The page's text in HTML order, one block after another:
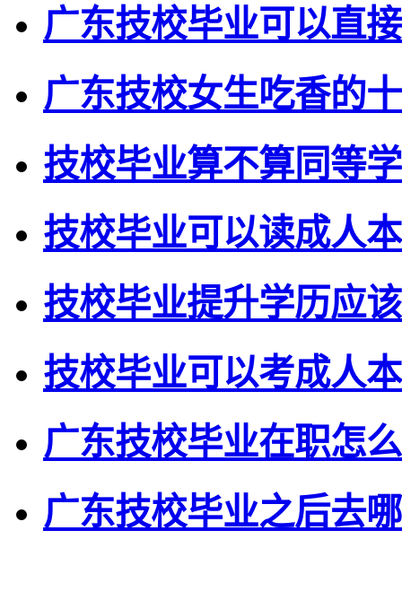
广东技校毕业可以直
广东技校女生吃香的
技校毕业算不算同等
技校毕业可以读成人
技校毕业提升学历应
技校毕业可以考成人
广东技校毕业在职怎
广东技校毕业之后去